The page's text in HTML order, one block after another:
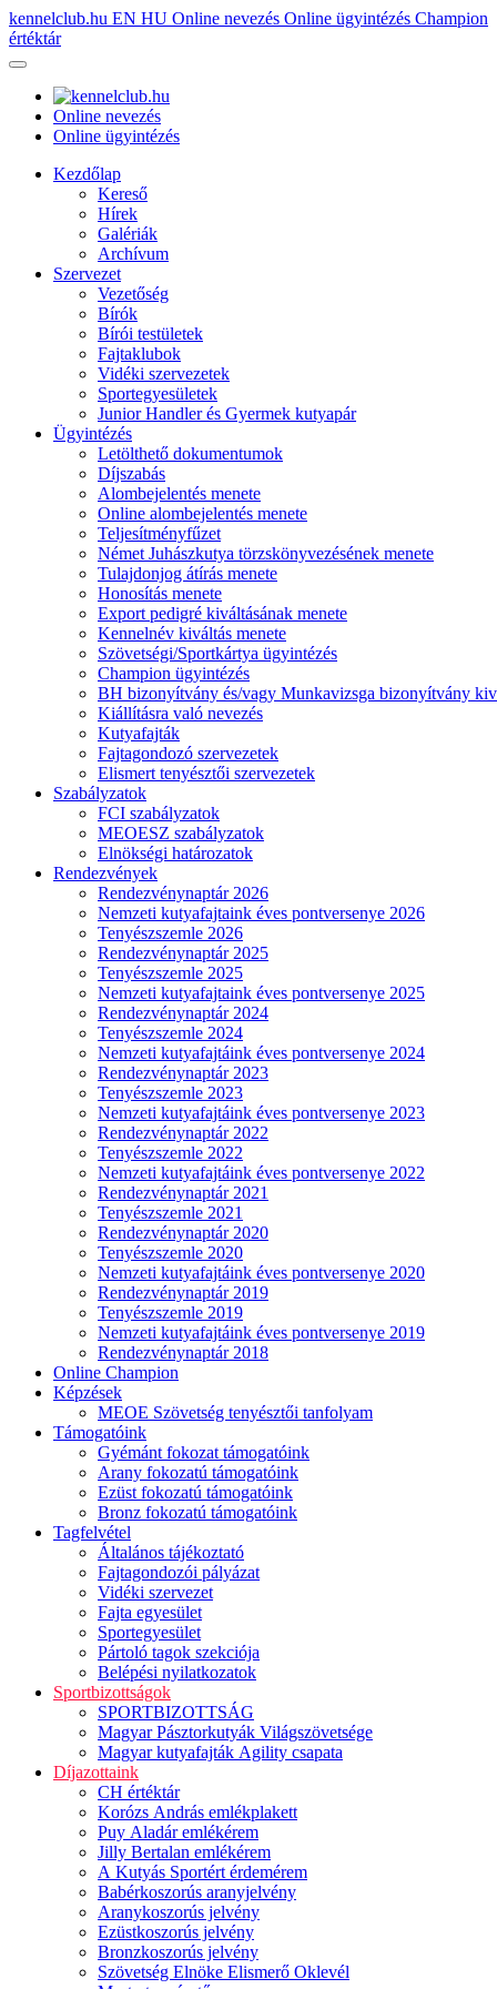
kennelclub.hu EN HU Online nevezés Online ügyintézés Champion
értéktár
Online nevezés
Online ügyintézés
Kezdőlap
Kereső
Hírek
Galériák
Archívum
Szervezet
Vezetőség
Bírók
Bírói testületek
Fajtaklubok
Vidéki szervezetek
Sportegyesületek
Junior Handler és Gyermek kutyapár
Ügyintézés
Letölthető dokumentumok
Díjszabás
Alombejelentés menete
Online alombejelentés menete
Teljesítményfűzet
Német Juhászkutya törzskönyvezésének menete
Tulajdonjog átírás menete
Honosítás menete
Export pedigré kiváltásának menete
Kennelnév kiváltás menete
Szövetségi/Sportkártya ügyintézés
Champion ügyintézés
BH bizonyítvány és/vagy Munkavizsga bizonyítvány
Kiállításra való nevezés
Kutyafajták
Fajtagondozó szervezetek
Elismert tenyésztői szervezetek
Szabályzatok
FCI szabályzatok
MEOESZ szabályzatok
Elnökségi határozatok
Rendezvények
Rendezvénynaptár 2026
Nemzeti kutyafajtaink éves pontversenye 2026
Tenyészszemle 2026
Rendezvénynaptár 2025
Tenyészszemle 2025
Nemzeti kutyafajtaink éves pontversenye 2025
Rendezvénynaptár 2024
Tenyészszemle 2024
Nemzeti kutyafajtáink éves pontversenye 2024
Rendezvénynaptár 2023
Tenyészszemle 2023
Nemzeti kutyafajtáink éves pontversenye 2023
Rendezvénynaptár 2022
Tenyészszemle 2022
Nemzeti kutyafajtáink éves pontversenye 2022
Rendezvénynaptár 2021
Tenyészszemle 2021
Rendezvénynaptár 2020
Tenyészszemle 2020
Nemzeti kutyafajtáink éves pontversenye 2020
Rendezvénynaptár 2019
Tenyészszemle 2019
Nemzeti kutyafajtáink éves pontversenye 2019
Rendezvénynaptár 2018
Online Champion
Képzések
MEOE Szövetség tenyésztői tanfolyam
Támogatóink
Gyémánt fokozat támogatóink
Arany fokozatú támogatóink
Ezüst fokozatú támogatóink
Bronz fokozatú támogatóink
Tagfelvétel
Általános tájékoztató
Fajtagondozói pályázat
Vidéki szervezet
Fajta egyesület
Sportegyesület
Pártoló tagok szekciója
Belépési nyilatkozatok
Sportbizottságok
SPORTBIZOTTSÁG
Magyar Pásztorkutyák Világszövetsége
Magyar kutyafajták Agility csapata
Díjazottaink
CH értéktár
Korózs András emlékplakett
Puy Aladár emlékérem
Jilly Bertalan emlékérem
A Kutyás Sportért érdemérem
Babérkoszorús aranyjelvény
Aranykoszorús jelvény
Ezüstkoszorús jelvény
Bronzkoszorús jelvény
Szövetség Elnöke Elismerő Oklevél